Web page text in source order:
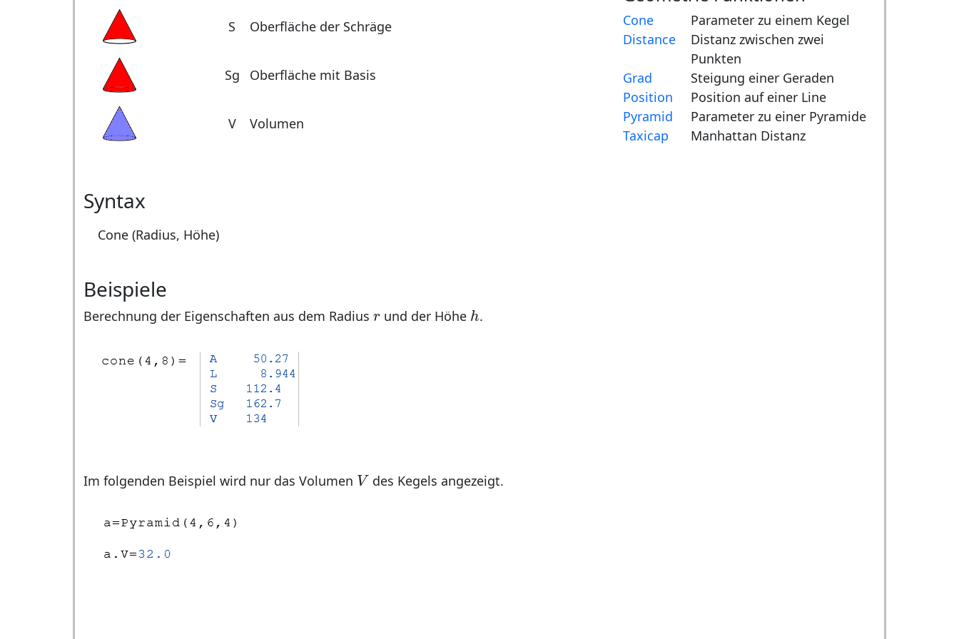
S Oberfläche der Schräge
Sg Oberfläche mit Basis
V Volumen
Syntax
Cone (Radius, Höhe)
Beispiele
Berechnung der Eigenschaften aus dem Radius r
r und der Höhe h
h.
Im folgenden Beispiel wird nur das Volumen V
V des Kegels angezeigt.
Cone
Parameter zu einem Kegel
Distance
Distanz zwischen zwei
Punkten
Grad
Steigung einer Geraden
Position
Position auf einer Line
Pyramid
Parameter zu einer Pyramide
Taxicap
Manhattan Distanz